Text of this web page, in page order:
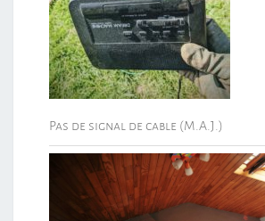
Pas de signal de cable (M.A.J.)